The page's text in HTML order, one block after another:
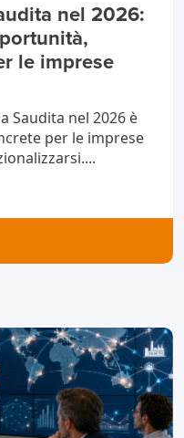
nel 2026:
le imprese
Saudita nel 2026 è
per le imprese